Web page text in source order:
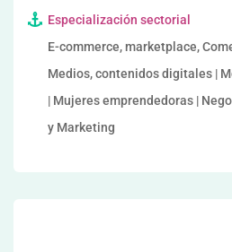
Especialización sectorial
E-commerce, marketplace,
Medios, contenidos digitales |
| Mujeres emprendedoras |
y Marketing